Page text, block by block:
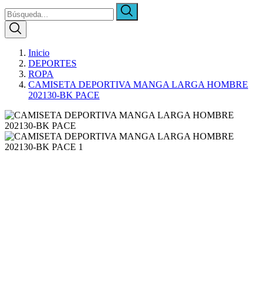
Inicio
DEPORTES
ROPA
CAMISETA DEPORTIVA MANGA LARGA HOMBRE
202130-BK PACE